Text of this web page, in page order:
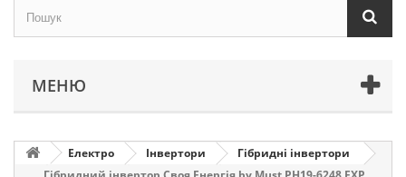
МЕНЮ
Електро Інвертори
Гібридні інвертори